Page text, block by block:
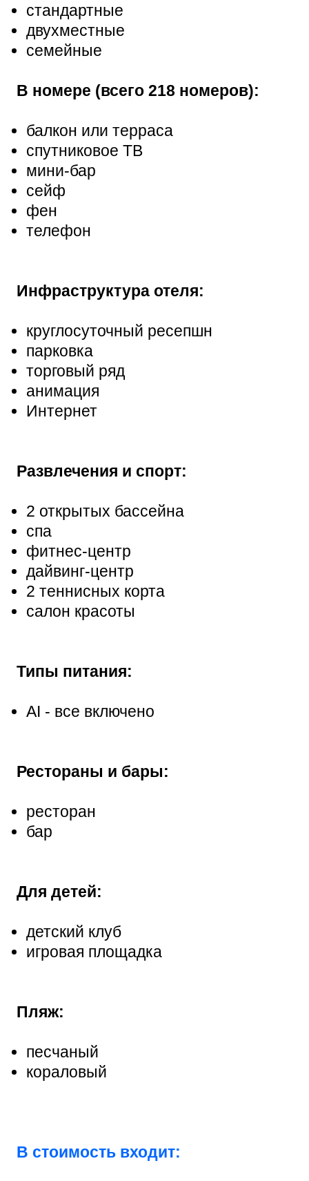
стандартные
двухместные
семейные
В номере (всего 218 номеров):
балкон или терраса
спутниковое ТВ
мини-бар
сейф
фен
телефон
Инфраструктура отеля:
круглосуточный ресепшн
парковка
торговый ряд
анимация
Интернет
Развлечения и спорт:
2 открытых бассейна
спа
фитнес-центр
дайвинг-центр
2 теннисных корта
салон красоты
Типы питания:
AI - все включено
Рестораны и бары:
ресторан
бар
Для детей:
детский клуб
игровая площадка
Пляж:
песчаный
кораловый
В стоимость входит: